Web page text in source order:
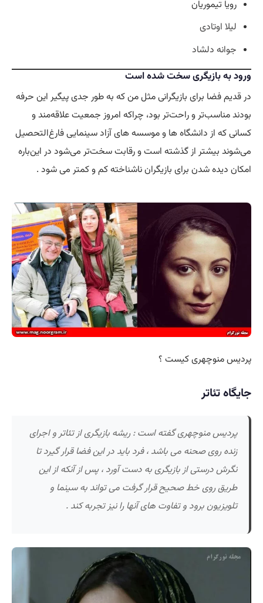
رویا تیموریان
لیلا اوتادی
جوانه دلشاد
ورود به بازیگری سخت شده است
در قدیم فضا برای بازیگرانی مثل من که به طور جدی پیگیر این حرفه
بودند مناسب‌تر و راحت‌تر بود، چراکه امروز جمعیت علاقه‌مند و
کسانی که از دانشگاه‌ ها و موسسه‌ های آزاد سینمایی فارغ‌التحصیل
می‌شوند بیشتر از گذشته است و رقابت سخت‌تر می‌شود در این‌باره
امکان دیده شدن برای بازیگران ناشناخته کم و کمتر می شود .
پردیس منوچهری کیست ؟
جایگاه تئاتر
پردیس منوچهری گفته است : ریشه بازیگری از تئاتر و اجرای
زنده روی صحنه می باشد ، فرد باید در این فضا قرار گیرد تا
نگرش درستی از بازیگری به دست آورد ، پس از آنکه از این
طریق روی خط صحیح قرار گرفت می تواند به سینما و
تلویزیون برود و تفاوت های آنها را نیز تجربه کند .